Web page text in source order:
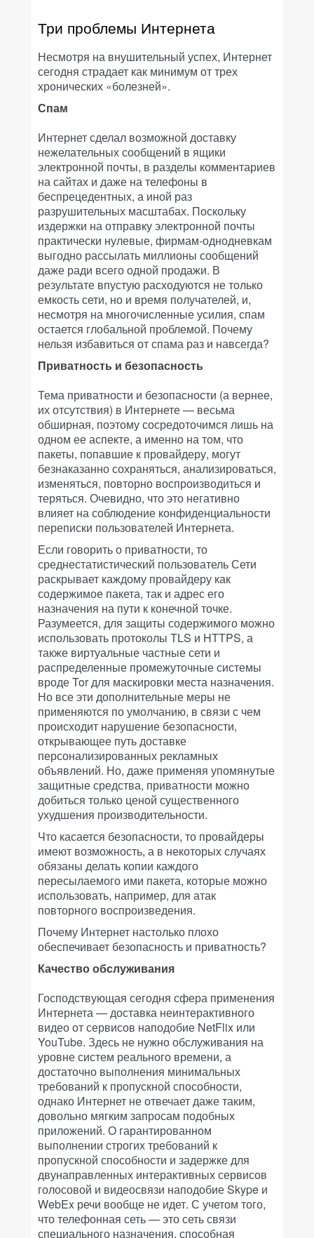
Три проблемы Интернета
Несмотря на внушительный успех, Интернет
сегодня страдает как минимум от трех
хронических «болезней».
Спам
Интернет сделал возможной доставку
нежелательных сообщений в ящики
электронной почты, в разделы комментариев
на сайтах и даже на телефоны в
беспрецедентных, а иной раз
разрушительных масштабах. Поскольку
издержки на отправку электронной почты
практически нулевые, фирмам-однодневкам
выгодно рассылать миллионы сообщений
даже ради всего одной продажи. В
результате впустую расходуются не только
емкость сети, но и время получателей, и,
несмотря на многочисленные усилия, спам
остается глобальной проблемой. Почему
нельзя избавиться от спама раз и навсегда?
Приватность и безопасность
Тема приватности и безопасности (а вернее,
их отсутствия) в Интернете — весьма
обширная, поэтому сосредоточимся лишь на
одном ее аспекте, а именно на том, что
пакеты, попавшие к провайдеру, могут
безнаказанно сохраняться, анализироваться,
изменяться, повторно воспроизводиться и
теряться. Очевидно, что это негативно
влияет на соблюдение конфиденциальности
переписки пользователей Интернета.
Если говорить о приватности, то
среднестатистический пользователь Сети
раскрывает каждому провайдеру как
содержимое пакета, так и адрес его
назначения на пути к конечной точке.
Разумеется, для защиты содержимого можно
использовать протоколы TLS и HTTPS, а
также виртуальные частные сети и
распределенные промежуточные системы
вроде Tor для маскировки места назначения.
Но все эти дополнительные меры не
применяются по умолчанию, в связи с чем
происходит нарушение безопасности,
открывающее путь доставке
персонализированных рекламных
объявлений. Но, даже применяя упомянутые
защитные средства, приватности можно
добиться только ценой существенного
ухудшения производительности.
Что касается безопасности, то провайдеры
имеют возможность, а в некоторых случаях
обязаны делать копии каждого
пересылаемого ими пакета, которые можно
использовать, например, для атак
повторного воспроизведения.
Почему Интернет настолько плохо
обеспечивает безопасность и приватность?
Качество обслуживания
Господствующая сегодня сфера применения
Интернета — доставка неинтерактивного
видео от сервисов наподобие NetFlix или
YouTube. Здесь не нужно обслуживания на
уровне систем реального времени, а
достаточно выполнения минимальных
требований к пропускной способности,
однако Интернет не отвечает даже таким,
довольно мягким запросам подобных
приложений. О гарантированном
выполнении строгих требований к
пропускной способности и задержке для
двунаправленных интерактивных сервисов
голосовой и видеосвязи наподобие Skype и
WebEx речи вообще не идет. С учетом того,
что телефонная сеть — это сеть связи
специального назначения, способная